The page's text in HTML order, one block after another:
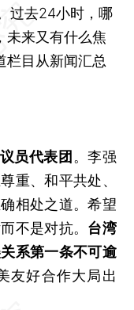
过去24小时，哪
未来又有什么焦
栏目从新闻汇总
员代表团 。李强
重、和平共处、
相处之道。希望
不是对抗。 台湾
系第一条不可逾
友好合作大局出